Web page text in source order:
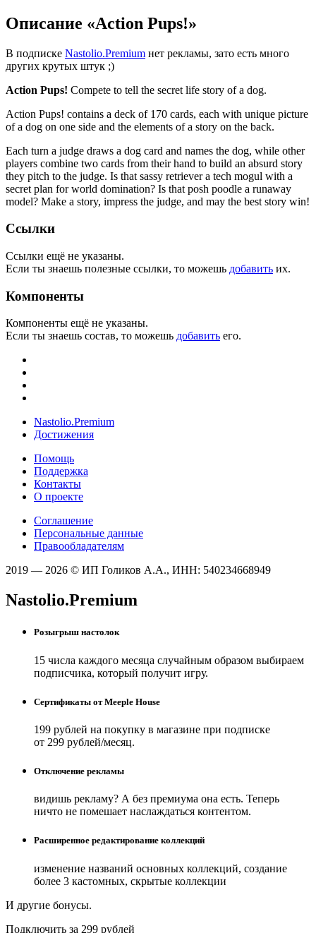
Описание «Action Pups!»
В подписке Nastolio.Premium нет рекламы, зато есть много
других крутых штук ;)
Action Pups! Compete to tell the secret life story of a dog.
Action Pups! contains a deck of 170 cards, each with unique picture
of a dog on one side and the elements of a story on the back.
Each turn a judge draws a dog card and names the dog, while other
players combine two cards from their hand to build an absurd story
they pitch to the judge. Is that sassy retriever a tech mogul with a
secret plan for world domination? Is that posh poodle a runaway
model? Make a story, impress the judge, and may the best story win!
Ссылки
Ссылки ещё не указаны.
Если ты знаешь полезные ссылки, то можешь добавить их.
Компоненты
Компоненты ещё не указаны.
Если ты знаешь состав, то можешь добавить его.
Nastolio.Premium
Достижения
Помощь
Поддержка
Контакты
О проекте
Соглашение
Персональные данные
Правообладателям
2019 — 2026 © ИП Голиков А.А., ИНН: 540234668949
Nastolio.Premium
Розыгрыш настолок
15 числа каждого месяца случайным образом выбираем
подписчика, который получит игру.
Сертификаты от Meeple House
199 рублей на покупку в магазине при подписке
от 299 рублей/месяц.
Отключение рекламы
видишь рекламу? А без премиума она есть. Теперь
ничто не помешает наслаждаться контентом.
Расширенное редактирование коллекций
изменение названий основных коллекций, создание
более 3 кастомных, скрытые коллекции
И другие бонусы.
Подключить за 299 рублей